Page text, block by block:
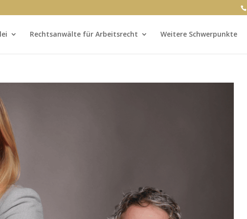
Rechtsanwälte für Arbeitsrecht Weitere Schwerpunkte